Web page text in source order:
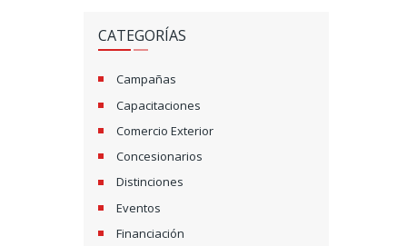
CATEGORÍAS
Campañas
Capacitaciones
Comercio Exterior
Concesionarios
Distinciones
Eventos
Financiación